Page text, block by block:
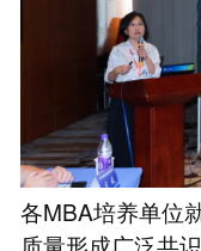
各MBA培养单位
质量形成广泛共